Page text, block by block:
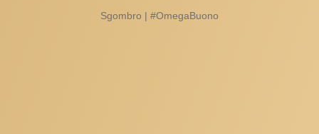
Sgombro | #OmegaBuono